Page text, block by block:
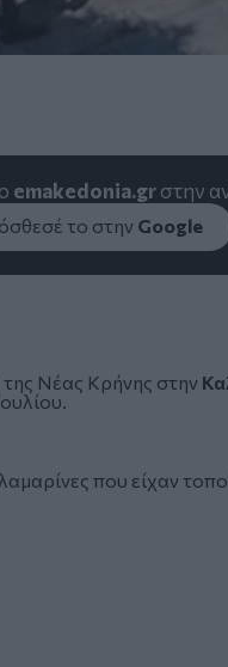
emakedonia.grστην
το στην Google
Νέας Κρήνης στην
που είχαν